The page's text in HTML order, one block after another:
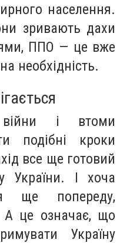
населення.
зривають дахи
ППО — це вже
необхідність.
і втоми
подібні кроки
все ще готовий
України. І хоча
ще попереду,
А це означає, що
Україну